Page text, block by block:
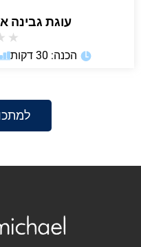
עוגת גבינה
★
הכנה: 30 דקות